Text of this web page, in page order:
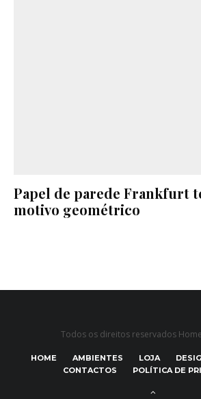
Papel de parede Frankfurt
motivo geométrico
Todos os direitos reservados
HOME AMBIENTES LOJA
CONTACTOS
POLÍTICA DE